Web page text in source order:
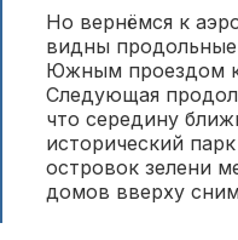
Но вернёмся к
видны
Южным проездом
Следующая
что середину
исторический
островок зелени
домов вверху